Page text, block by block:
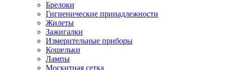
Брелоки
Гигиенические принадлежности
Жилеты
Зажигалки
Измерительные приборы
Кошельки
Лампы
Москитная сетка